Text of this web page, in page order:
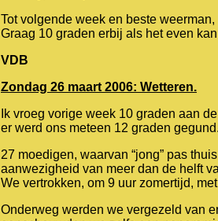
Tot volgende week en beste weerman,
Graag 10 graden erbij als het even
VDB
Zondag 26 maart 2006: Wetteren.
Ik vroeg vorige week 10 graden aan
er werd ons meteen 12 graden
27 moedigen, waarvan “jong” pas
aanwezigheid van meer dan de helft
We vertrokken, om 9 uur zomertijd,
Onderweg werden we vergezeld van